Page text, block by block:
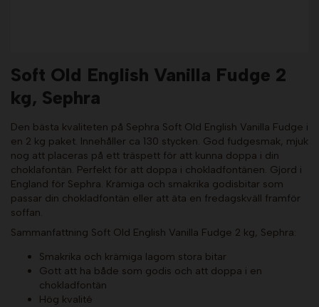
Soft Old English Vanilla Fudge 2
kg, Sephra
Den bästa kvaliteten på Sephra Soft Old English Vanilla Fudge i
en 2 kg paket. Innehåller ca 130 stycken. God fudgesmak, mjuk
nog att placeras på ett träspett för att kunna doppa i din
choklafontän. Perfekt för att doppa i chokladfontänen. Gjord i
England för Sephra. Krämiga och smakrika godisbitar som
passar din chokladfontän eller att äta en fredagskväll framför
soffan.
Sammanfattning Soft Old English Vanilla Fudge 2 kg, Sephra:
Smakrika och krämiga lagom stora bitar
Gott att ha både som godis och att doppa i en
chokladfontän
Hög kvalité